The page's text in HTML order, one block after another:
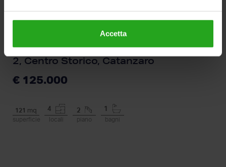
Accetta
Quadrilocale in vendita, Discesa Cavour
2, Centro Storico, Catanzaro
€ 125.000
121 mq
superficie
4
locali
2
piano
1
bagni